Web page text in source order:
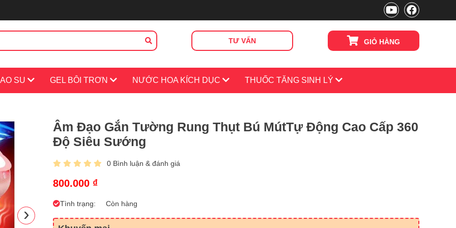
TƯ VẤN GIỎ HÀNG
SU GEL BÔI TRƠN NƯỚC HOA KÍCH DỤC THUỐC TĂNG SINH LÝ
›
Âm Đạo Gắn Tường Rung Thụt Bú MútTự Động Cao Cấp 360
Độ Siêu Sướng
0 Bình luận & đánh giá
800.000 ₫
Tình trạng: Còn hàng